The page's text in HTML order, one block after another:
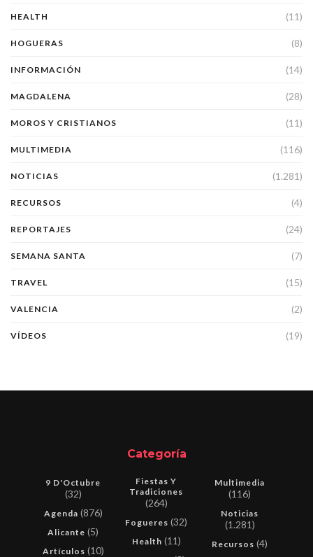
HEALTH (11)
HOGUERAS (8)
INFORMACIÓN (14)
MAGDALENA (28)
MOROS Y CRISTIANOS (11)
MULTIMEDIA (116)
NOTICIAS (1.281)
RECURSOS (4)
REPORTAJES (24)
SEMANA SANTA (7)
TRAVEL (15)
VALENCIA (2)
VÍDEOS (19)
Categoría
9 D'Octubre
(32)
Agenda (876)
Alicante (5)
Artículos (10)
Fiestas Y
Tradiciones
(264)
Fogueres (32)
Health (11)
Multimedia
(116)
Noticias
(1.281)
Recursos (4)